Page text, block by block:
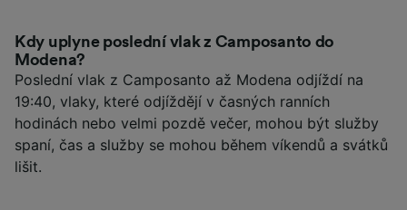
Kdy uplyne poslední vlak z Camposanto do
Modena?
Poslední vlak z Camposanto až Modena odjíždí na
19:40, vlaky, které odjíždějí v časných ranních
hodinách nebo velmi pozdě večer, mohou být služby
spaní, čas a služby se mohou během víkendů a svátků
lišit.